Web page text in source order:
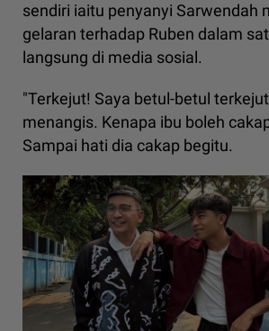
sendiri iaitu penyanyi Sarwendah
gelaran terhadap Ruben dalam
langsung di media sosial.
"Terkejut! Saya betul-betul
menangis. Kenapa ibu boleh
Sampai hati dia cakap begitu.